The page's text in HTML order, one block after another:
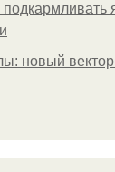
подкармливать
новый